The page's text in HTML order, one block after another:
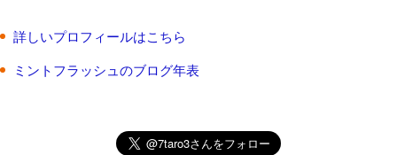
詳しいプロフィールはこちら
ミントフラッシュのブログ年表